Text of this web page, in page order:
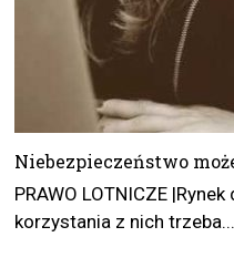
Niebezpieczeństwo
PRAWO LOTNICZE
korzystania z nich trzeba...